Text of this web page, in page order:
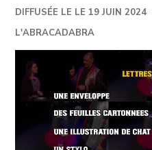
DIFFUSÉE LE LE 19 JUIN 2024
L'ABRACADABRA